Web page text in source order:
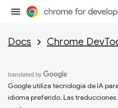
Docs Chrome
Google utiliza tecnología de IA
idioma preferido. Las traducciones